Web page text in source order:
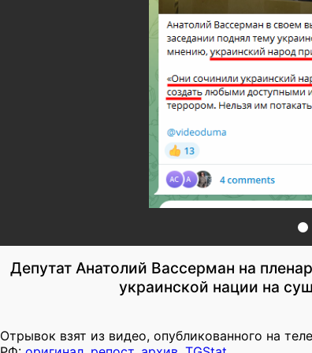
Депутат Анатолий Вассерман на
украинской нации на
Отрывок взят из видео, опубликованного на